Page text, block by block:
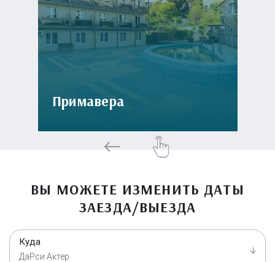
Примавера
ВЫ МОЖЕТЕ ИЗМЕНИТЬ ДАТЫ
ЗАЕЗДА/ВЫЕЗДА
Куда
ДаРси Актер